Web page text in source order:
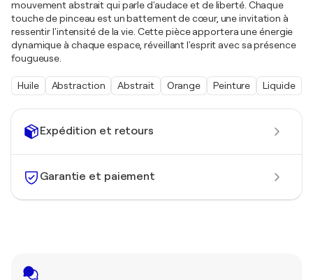
Expédition et retours
Garantie et paiement
mouvement abstrait qui parle d'audace et de liberté. Chaque
touche de pinceau est un battement de cœur, une invitation à
ressentir l'intensité de la vie. Cette pièce apportera une énergie
dynamique à chaque espace, réveillant l'esprit avec sa présence
fougueuse.
Huile Abstraction Abstrait Orange Peinture Liquide